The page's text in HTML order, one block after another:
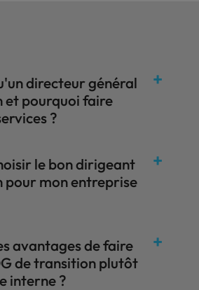
directeur général
et pourquoi faire
?
le bon dirigeant
pour mon entreprise
avantages de faire
de transition plutôt
interne ?